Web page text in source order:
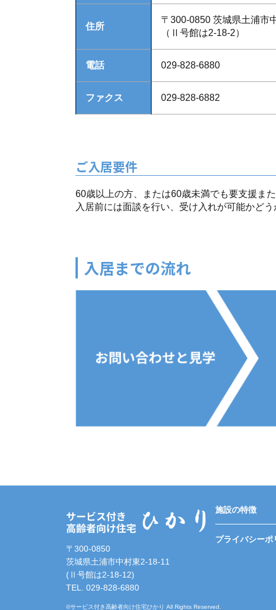
住所
〒300-0850 茨城県土浦市
（Ⅱ号館は2-18-2）
電話 029-828-6880
ファクス 029-828-6882
ご入居要件
60歳以上の方、または60歳未満でも要支援ま
入居前には面談を行い、受け入れが可能かどう
入居までの流れ
〒300-0850
茨城県土浦市中村東2-18-11
(Ⅱ号館は2-18-12)
TEL. 029-828-6880
施設の特徴
プライバシーポ
©サービス付き高齢者向け住宅ひかり All Rights Reserved.